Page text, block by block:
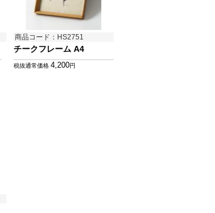
商品コード：HS2751
チークフレーム A4
税抜通常価格 4,200円